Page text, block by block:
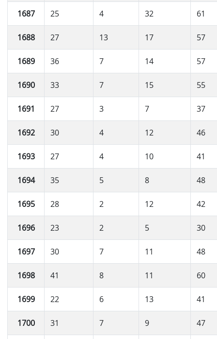
1687 25 4 32 61
1688 27 13 17 57
1689 36 7 14 57
1690 33 7 15 55
1691 27 3 7 37
1692 30 4 12 46
1693 27 4 10 41
1694 35 5 8 48
1695 28 2 12 42
1696 23 2 5 30
1697 30 7 11 48
1698 41 8 11 60
1699 22 6 13 41
1700 31 7 9 47